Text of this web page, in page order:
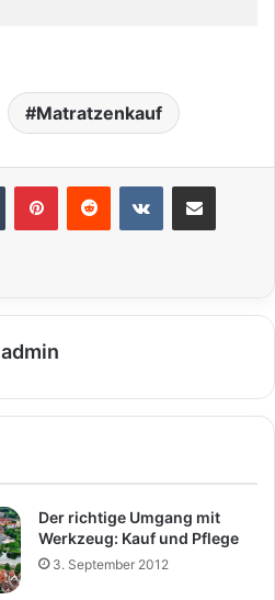
Matratzenkauf
admin
Der richtige Umgang mit
Werkzeug: Kauf und Pflege
3. September 2012